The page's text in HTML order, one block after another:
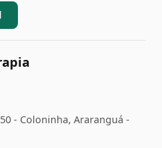
- Coloninha, Araranguá -